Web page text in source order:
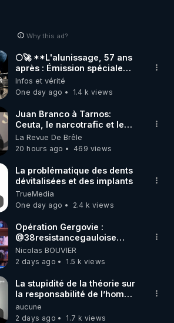
Why this ad?
🌕🚀 **L'alunissage, 57 ans
après : Émission spéciale
avec John Doe !** 👨 🚀✨
Infos et vérité
One day ago
1.4 k views
Juan Branco à Tarnos:
Ceuta, le narcotrafic et le
pouvoir en France
La Revue De Brêle
20 hours ago
469 views
La problématique des dents
dévitalisées et des implants
TrueMedia
One day ago
2.4 k views
Opération Gergovie :
‪@38resistancegauloise‬
‪@MarionSigautOfficiel‬
‪@gladysriifard5710‬ Laëtitia
Nicolas BOUVIER
2 days ago
1.5 k views
La stupidité de la théorie sur
la responsabilité de l’homme
concernant le dioxyde de
carbone.
aucune
2 days ago
1.7 k views